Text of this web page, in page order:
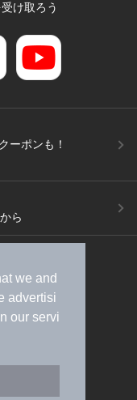
we and
advertisi
our servi
け取ろう
ーポンも！
ら
稿のご案内
規約
プ
採用情報